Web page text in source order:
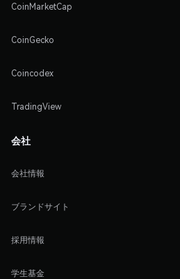
CoinMarketCap
CoinGecko
Coincodex
TradingView
会社
会社情報
ブランドサイト
採用情報
学生基金